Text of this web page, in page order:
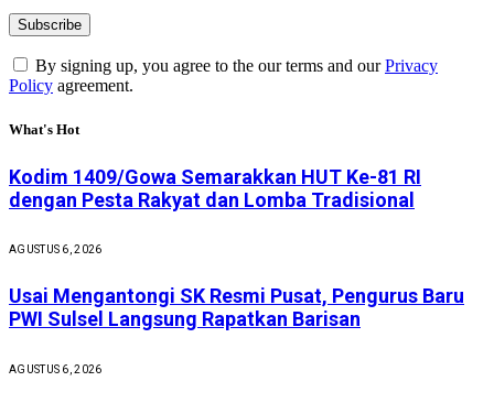
By signing up, you agree to the our terms and ourPrivacy
Policy agreement.
What's Hot
Kodim 1409/Gowa Semarakkan HUT Ke-81 RI
dengan Pesta Rakyat dan Lomba Tradisional
AGUSTUS 6, 2026
Usai Mengantongi SK Resmi Pusat, Pengurus Baru
PWI Sulsel Langsung Rapatkan Barisan
AGUSTUS 6, 2026